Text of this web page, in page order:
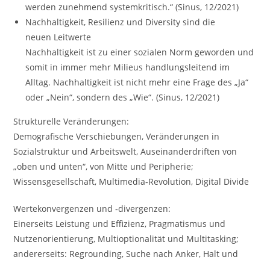
werden zunehmend systemkritisch.“ (Sinus, 12/2021)
Nachhaltigkeit, Resilienz und Diversity sind die
neuen Leitwerte
Nachhaltigkeit ist zu einer sozialen Norm geworden und
somit in immer mehr Milieus handlungsleitend im
Alltag. Nachhaltigkeit ist nicht mehr eine Frage des „Ja“
oder „Nein“, sondern des „Wie“. (Sinus, 12/2021)
Strukturelle Veränderungen:
Demografische Verschiebungen, Veränderungen in
Sozialstruktur und Arbeitswelt, Auseinanderdriften von
„oben und unten“, von Mitte und Peripherie;
Wissensgesellschaft, Multimedia‐Revolution, Digital Divide
Wertekonvergenzen und ‐divergenzen:
Einerseits Leistung und Effizienz, Pragmatismus und
Nutzenorientierung, Multioptionalität und Multitasking;
andererseits: Regrounding, Suche nach Anker, Halt und